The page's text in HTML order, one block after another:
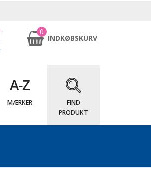
0
INDKØBSKURV
MÆRKER
FIND
PRODUKT